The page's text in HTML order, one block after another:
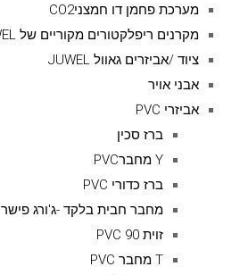
מערכת פחמן דו חמצניCO2
מקרנים ריפלקטורים מקוריים של JUWEL
ציוד /אביזרים גאוול JUWEL
אבני אויר
אביזרי PVC
ברז סכין
Y מחברPVC
ברז כדורי PVC
מחבר חבית בלקד -ג'ורג פישר GEORGE FISCHER
זוית 90 PVC
T מחבר PVC